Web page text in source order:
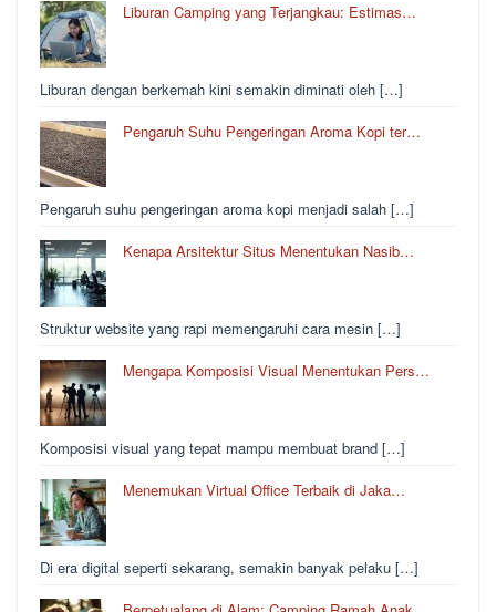
Liburan Camping yang Terjangkau: Estimas…
Liburan dengan berkemah kini semakin diminati oleh […]
Pengaruh Suhu Pengeringan Aroma Kopi ter…
Pengaruh suhu pengeringan aroma kopi menjadi salah […]
Kenapa Arsitektur Situs Menentukan Nasib…
Struktur website yang rapi memengaruhi cara mesin […]
Mengapa Komposisi Visual Menentukan Pers…
Komposisi visual yang tepat mampu membuat brand […]
Menemukan Virtual Office Terbaik di Jaka…
Di era digital seperti sekarang, semakin banyak pelaku […]